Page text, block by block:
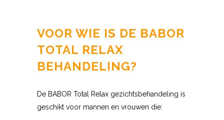
VOOR WIE IS DE BABOR
TOTAL RELAX
BEHANDELING?
De BABOR Total Relax gezichtsbehandeling is
geschikt voor mannen en vrouwen die: